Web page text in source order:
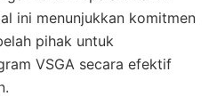
ini menunjukkan komitmen
pihak untuk
VSGA secara efektif